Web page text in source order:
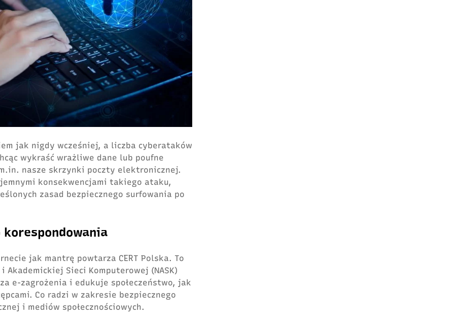
jak nigdy wcześniej, a liczba cyberataków
wykraść wrażliwe dane lub poufne
nasze skrzynki poczty elektronicznej.
konsekwencjami takiego ataku,
zasad bezpiecznego surfowania po
korespondowania
jak mantrę powtarza CERT Polska. To
Akademickiej Sieci Komputerowej (NASK)
e-zagrożenia i edukuje społeczeństwo, jak
Co radzi w zakresie bezpiecznego
i mediów społecznościowych.